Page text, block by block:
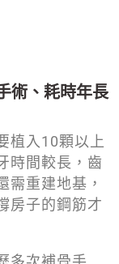
術、耗時年長
植入10顆以上
時間較長，齒
需重建地基，
房子的鋼筋才